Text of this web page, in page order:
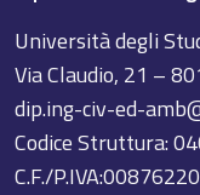
Università degli
Via Claudio, 21 –
dip.ing-civ-ed-
Codice Struttura:
C.F./